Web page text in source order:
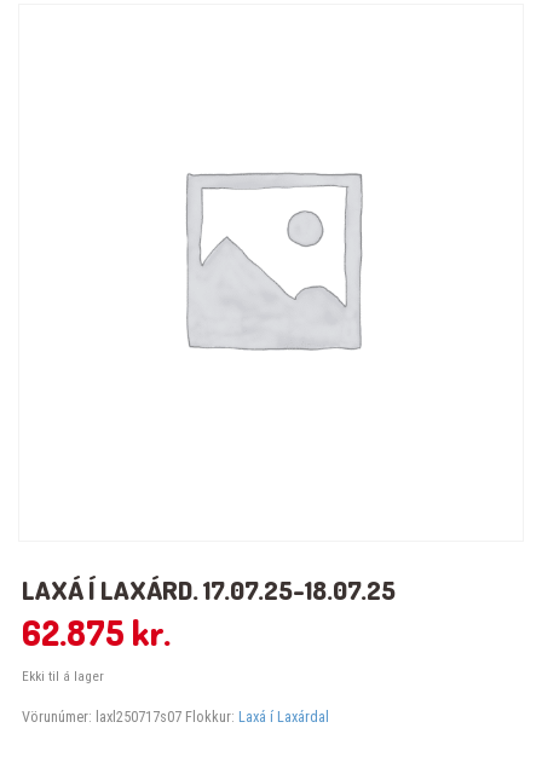
LAXÁ Í LAXÁRD. 17.07.25-18.07.25
62.875 kr.
Ekki til á lager
Vörunúmer: laxl250717s07 Flokkur: Laxá í Laxárdal